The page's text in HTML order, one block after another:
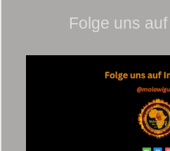
Folge uns